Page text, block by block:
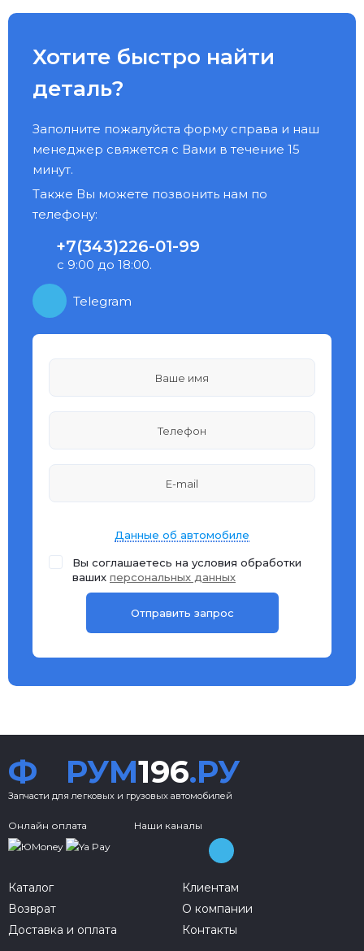
Хотите быстро найти
деталь?
Заполните пожалуйста форму справа и наш
менеджер свяжется с Вами в течение 15
минут.
Также Вы можете позвонить нам по
телефону:
+7(343)226-01-99
с 9:00 до 18:00.
Telegram
Данные об автомобиле
Вы соглашаетесь на условия обработки
ваших персональных данных
Ф РУМ196.РУ
Запчасти для легковых и грузовых автомобилей
Онлайн оплата Наши каналы
Каталог
Возврат
Доставка и оплата
Клиентам
О компании
Контакты